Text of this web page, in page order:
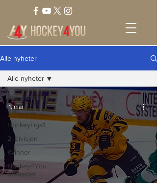
Alle nyheter
Alle nyheter
EHL
HockeyLiga1
2. divisjon
Kvinner
Hockey4You
portrettet
Alle nyheter
1. mai